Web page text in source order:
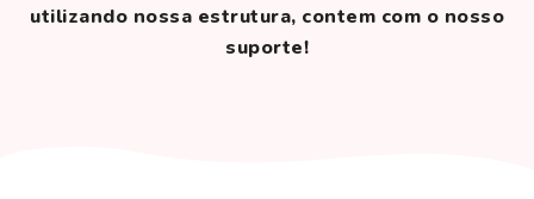
utilizando nossa estrutura, contem com o nosso
suporte!